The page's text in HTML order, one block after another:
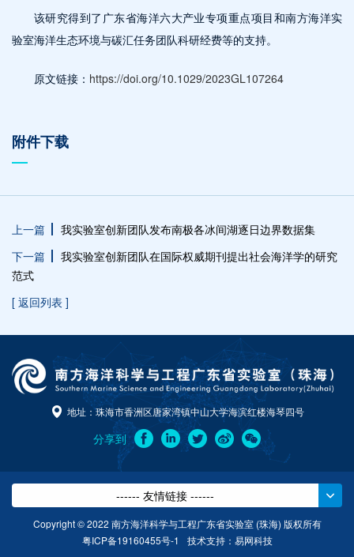
该研究得到了广东省海洋六大产业专项重点项目和南方海洋实
验室海洋生态环境与碳汇任务团队科研经费等的支持。
原文链接： https://doi.org/10.1029/2023GL107264
附件下载
上一篇
我实验室创新团队发布南极各冰间湖逐日边界数据集
下一篇
我实验室创新团队在国际权威期刊提出社会海洋学的研究
范式
[ 返回列表 ]
地址：珠海市香洲区唐家湾镇中山大学海滨红楼海琴四号
分享到
------ 友情链接 ------
Copyright © 2022 南方海洋科学与工程广东省实验室 (珠海) 版权所有
粤ICP备19160455号-1
技术支持： 易网科技